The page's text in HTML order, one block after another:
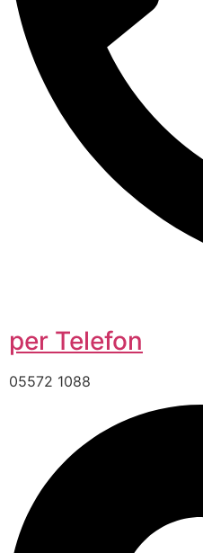
per Telefon
05572 1088